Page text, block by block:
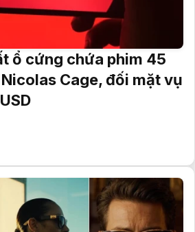
ổ cứng chứa phim 45
Cage, đối mặt vụ